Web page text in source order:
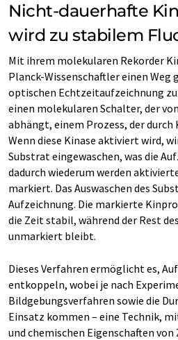
Nicht-dauerhafte
wird zu stabilem
Mit ihrem molekularen Rekorder
Planck-Wissenschaftler einen Weg
optischen Echtzeitaufzeichnung
einen molekularen Schalter, der
abhängt, einem Prozess, der
Wenn diese Kinase aktiviert wird,
Substrat eingewaschen, was die
dadurch wiederum werden
markiert. Das Auswaschen des
Aufzeichnung. Die markierte
die Zeit stabil, während der Rest
unmarkiert bleibt.
Dieses Verfahren ermöglicht es,
entkoppeln, wobei je nach
Bildgebungsverfahren sowie die
Einsatz kommen – eine Technik,
und chemischen Eigenschaften